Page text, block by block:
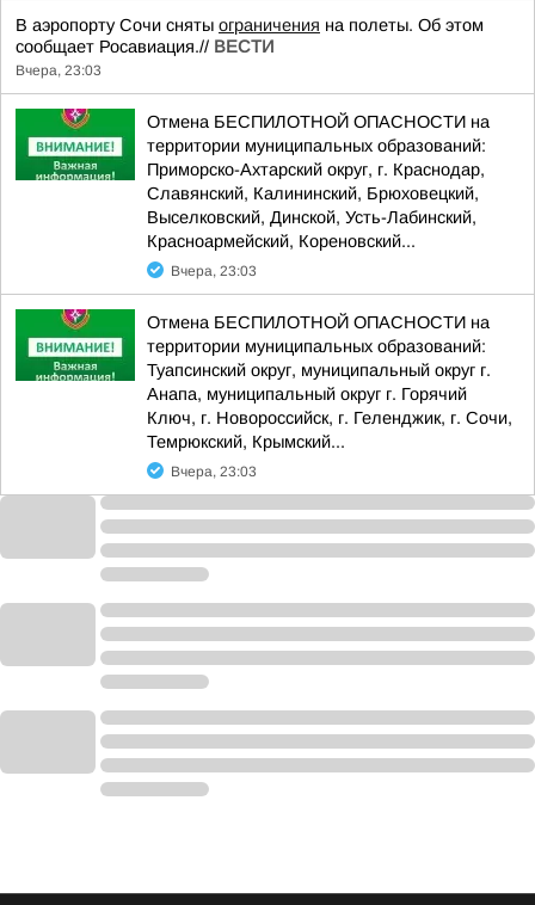
В аэропорту Сочи сняты ограничения на полеты. Об этом
сообщает Росавиация.// ВЕСТИ
Вчера, 23:03
Отмена БЕСПИЛОТНОЙ ОПАСНОСТИ на
территории муниципальных образований:
Приморско-Ахтарский округ, г. Краснодар,
Славянский, Калининский, Брюховецкий,
Выселковский, Динской, Усть-Лабинский,
Красноармейский, Кореновский...
Вчера, 23:03
Отмена БЕСПИЛОТНОЙ ОПАСНОСТИ на
территории муниципальных образований:
Туапсинский округ, муниципальный округ г.
Анапа, муниципальный округ г. Горячий
Ключ, г. Новороссийск, г. Геленджик, г. Сочи,
Темрюкский, Крымский...
Вчера, 23:03